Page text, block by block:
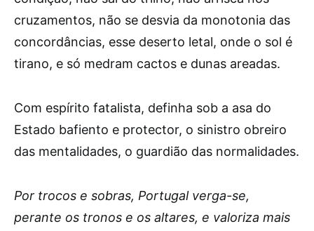
cruzamentos, não se desvia da monotonia das
concordâncias, esse deserto letal, onde o sol é
tirano, e só medram cactos e dunas areadas.
Com espírito fatalista, definha sob a asa do
Estado bafiento e protector, o sinistro obreiro
das mentalidades, o guardião das normalidades.
Por trocos e sobras, Portugal verga-se,
perante os tronos e os altares, e valoriza mais